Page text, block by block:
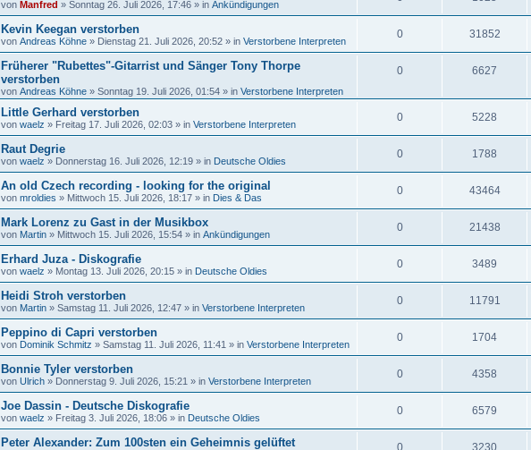
von Manfred » Sonntag 26. Juli 2026, 17:46 » in Ankündigungen
Kevin Keegan verstorben
von Andreas Köhne » Dienstag 21. Juli 2026, 20:52 » in Verstorbene Interpreten
0 31852
Früherer "Rubettes"-Gitarrist und Sänger Tony Thorpe
verstorben
von Andreas Köhne » Sonntag 19. Juli 2026, 01:54 » in Verstorbene Interpreten
0 6627
Little Gerhard verstorben
von waelz » Freitag 17. Juli 2026, 02:03 » in Verstorbene Interpreten
0 5228
Raut Degrie
von waelz » Donnerstag 16. Juli 2026, 12:19 » in Deutsche Oldies
0 1788
An old Czech recording - looking for the original
von mroldies » Mittwoch 15. Juli 2026, 18:17 » in Dies & Das
0 43464
Mark Lorenz zu Gast in der Musikbox
von Martin » Mittwoch 15. Juli 2026, 15:54 » in Ankündigungen
0 21438
Erhard Juza - Diskografie
von waelz » Montag 13. Juli 2026, 20:15 » in Deutsche Oldies
0 3489
Heidi Stroh verstorben
von Martin » Samstag 11. Juli 2026, 12:47 » in Verstorbene Interpreten
0 11791
Peppino di Capri verstorben
von Dominik Schmitz » Samstag 11. Juli 2026, 11:41 » in Verstorbene Interpreten
0 1704
Bonnie Tyler verstorben
von Ulrich » Donnerstag 9. Juli 2026, 15:21 » in Verstorbene Interpreten
0 4358
Joe Dassin - Deutsche Diskografie
von waelz » Freitag 3. Juli 2026, 18:06 » in Deutsche Oldies
0 6579
Peter Alexander: Zum 100sten ein Geheimnis gelüftet 0 3230